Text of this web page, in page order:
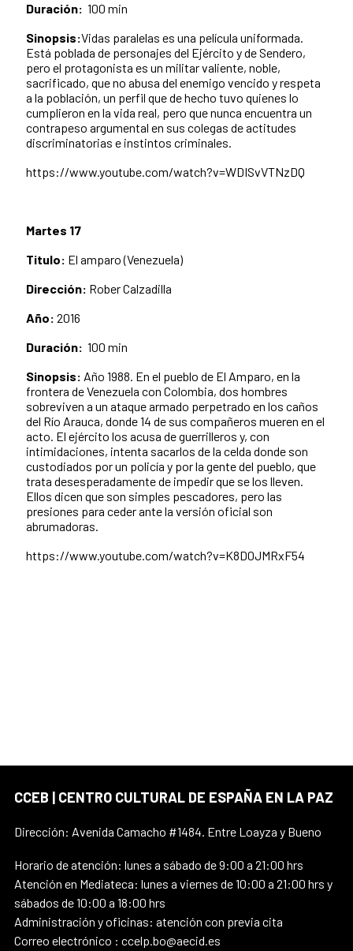
Duración: 100 min
Sinopsis:Vidas paralelas es una película uniformada.
Está poblada de personajes del Ejército y de Sendero,
pero el protagonista es un militar valiente, noble,
sacrificado, que no abusa del enemigo vencido y respeta
a la población, un perfil que de hecho tuvo quienes lo
cumplieron en la vida real, pero que nunca encuentra un
contrapeso argumental en sus colegas de actitudes
discriminatorias e instintos criminales.
https://www.youtube.com/watch?v=WDISvVTNzDQ
Martes 17
Titulo: El amparo (Venezuela)
Dirección: Rober Calzadilla
Año: 2016
Duración: 100 min
Sinopsis: Año 1988. En el pueblo de El Amparo, en la
frontera de Venezuela con Colombia, dos hombres
sobreviven a un ataque armado perpetrado en los caños
del Río Arauca, donde 14 de sus compañeros mueren en el
acto. El ejército los acusa de guerrilleros y, con
intimidaciones, intenta sacarlos de la celda donde son
custodiados por un policía y por la gente del pueblo, que
trata desesperadamente de impedir que se los lleven.
Ellos dicen que son simples pescadores, pero las
presiones para ceder ante la versión oficial son
abrumadoras.
https://www.youtube.com/watch?v=K8D0JMRxF54
CCEB | CENTRO CULTURAL DE ESPAÑA EN LA PAZ
Dirección: Avenida Camacho #1484. Entre Loayza y Bueno
Horario de atención: lunes a sábado de 9:00 a 21:00 hrs
Atención en Mediateca: lunes a viernes de 10:00 a 21:00 hrs y
sábados de 10:00 a 18:00 hrs
Administración y oficinas: atención con previa cita
Correo electrónico : ccelp.bo@aecid.es